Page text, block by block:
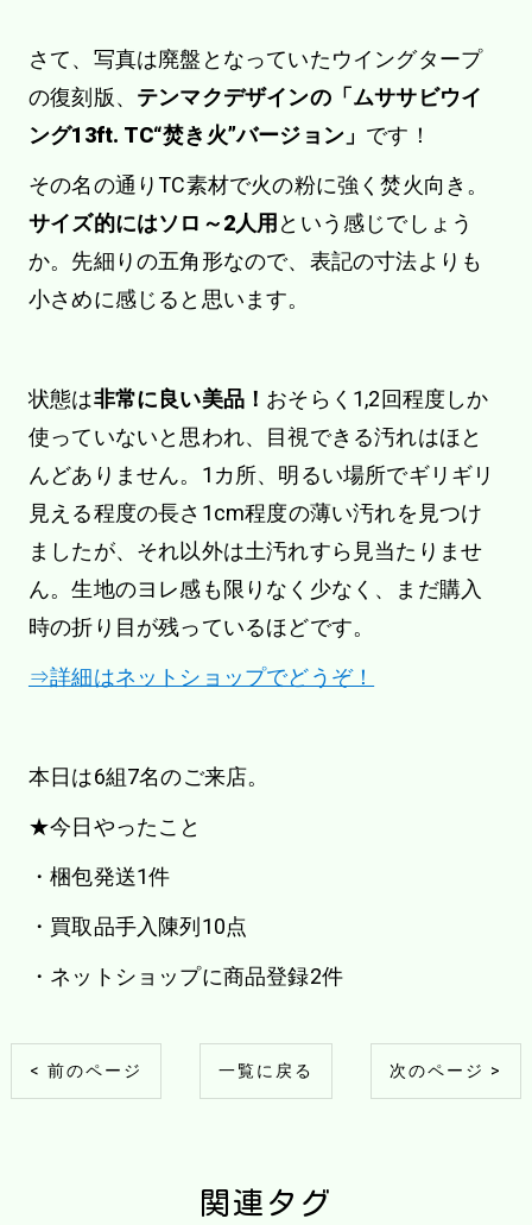
さて、写真は廃盤となっていたウイングタープ
の復刻版、 テンマクデザインの「ムササビウイ
ング13ft. TC“焚き火”バージョン」 です！
その名の通りTC素材で火の粉に強く焚火向き。
サイズ的にはソロ～2人用という感じでしょう
か。先細りの五角形なので、表記の寸法よりも
小さめに感じると思います。
状態は非常に良い美品！ おそらく1,2回程度しか
使っていないと思われ、目視できる汚れはほと
んどありません。1カ所、明るい場所でギリギリ
見える程度の長さ1cm程度の薄い汚れを見つけ
ましたが、それ以外は土汚れすら見当たりませ
ん。生地のヨレ感も限りなく少なく、まだ購入
時の折り目が残っているほどです。
⇒詳細はネットショップでどうぞ！
本日は6組7名のご来店。
★今日やったこと
・梱包発送1件
・買取品手入陳列10点
・ネットショップに商品登録2件
< 前のページ 一覧に戻る 次のページ >
関連タグ